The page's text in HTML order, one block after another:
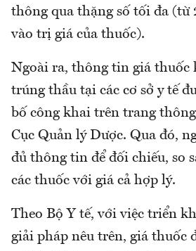
thông qua thặng số tối đa (từ
vào trị giá của thuốc).
Ngoài ra, thông tin giá thuốc
trúng thầu tại các cơ sở y tế
bố công khai trên trang
Cục Quản lý Dược. Qua đó,
đủ thông tin để đối chiếu, so
các thuốc với giá cả hợp lý.
Theo Bộ Y tế, với việc triển
giải pháp nêu trên, giá thuốc